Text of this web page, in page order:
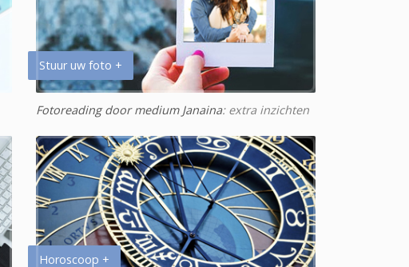
Stuur uw foto +
Fotoreading door medium Janaina: extra inzichten
Horoscoop +